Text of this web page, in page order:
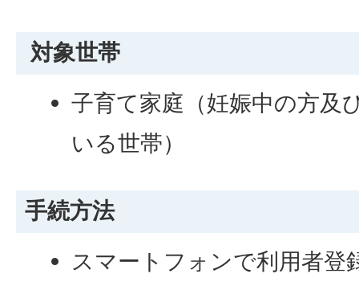
対象世帯
子育て家庭（妊娠中の方及
いる世帯）
手続方法
スマートフォンで利用者登